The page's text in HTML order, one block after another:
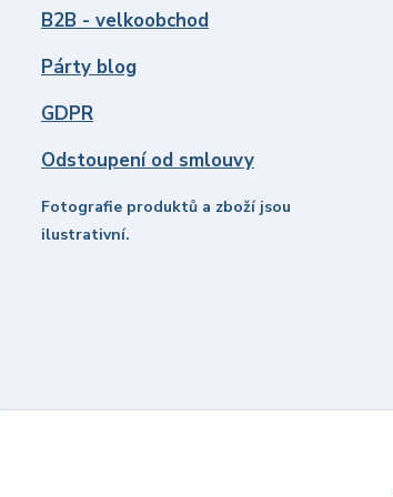
B2B - velkoobchod
Párty blog
GDPR
Odstoupení od smlouvy
Fotografie produktů a zboží jsou
ilustrativní.